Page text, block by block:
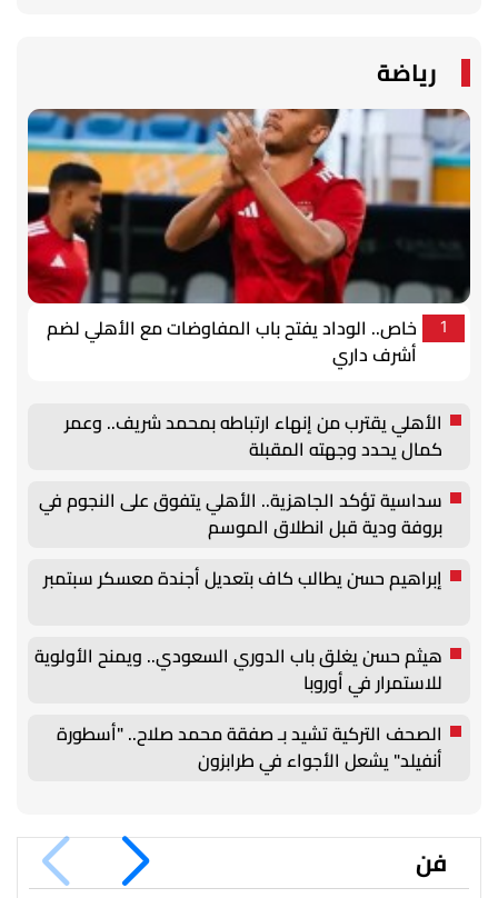
رياضة
1
خاص.. الوداد يفتح باب المفاوضات مع الأهلي لضم
أشرف داري
الأهلي يقترب من إنهاء ارتباطه بمحمد شريف.. وعمر
كمال يحدد وجهته المقبلة
سداسية تؤكد الجاهزية.. الأهلي يتفوق على النجوم في
بروفة ودية قبل انطلاق الموسم
إبراهيم حسن يطالب كاف بتعديل أجندة معسكر سبتمبر
هيثم حسن يغلق باب الدوري السعودي.. ويمنح الأولوية
للاستمرار في أوروبا
الصحف التركية تشيد بـ صفقة محمد صلاح.. "أسطورة
أنفيلد" يشعل الأجواء في طرابزون
فن